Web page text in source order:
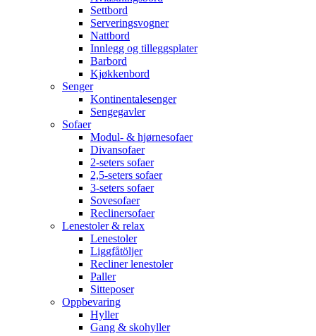
Settbord
Serveringsvogner
Nattbord
Innlegg og tilleggsplater
Barbord
Kjøkkenbord
Senger
Kontinentalesenger
Sengegavler
Sofaer
Modul- & hjørnesofaer
Divansofaer
2-seters sofaer
2,5-seters sofaer
3-seters sofaer
Sovesofaer
Reclinersofaer
Lenestoler & relax
Lenestoler
Liggfåtöljer
Recliner lenestoler
Paller
Sitteposer
Oppbevaring
Hyller
Gang & skohyller